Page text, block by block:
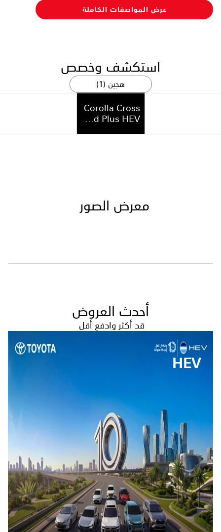
عرض المواصفات الكاملة
استكشف وخصص
هجين (1)
Corolla Cross
Limited Plus HEV
معرض الصور
أحدث العروض
قد أكثر وادفع أقل
HEV